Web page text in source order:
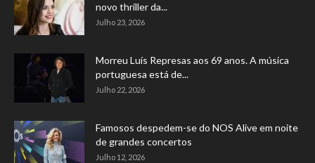
novo thriller da...
Julho 23, 2026
Morreu Luís Represas aos 69 anos. A música
portuguesa está de...
Julho 22, 2026
Famosos despedem-se do NOS Alive em noite
de grandes concertos
Julho 12, 2026